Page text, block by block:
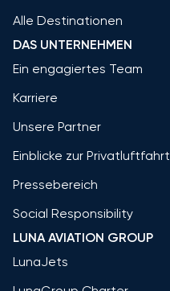
Alle Destinationen
DAS UNTERNEHMEN
Ein engagiertes Team
Karriere
Unsere Partner
Einblicke zur Privatluftfahrt
Pressebereich
Social Responsibility
LUNA AVIATION GROUP
LunaJets